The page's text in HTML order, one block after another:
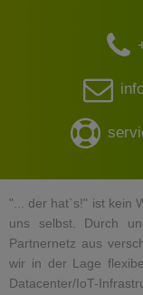
"... der hat`s!" ist kein
uns selbst. Durch
Partnernetz aus
wir in der Lage
Datacenter/IoT-